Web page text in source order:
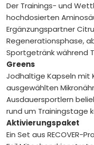
der Belastung
Bücher Bücher von Dr.
Dr. Feil Produkte Für
Ernährung
Pakete/Testpakete
SonstigesArtikel mit
SALE Produkte mit
Der Trainings- und
hochdosierten
Ergänzungspartner
Regenerationsphase,
Sportgetränk während
Greens
Jodhaltige Kapseln mit
ausgewählten
Ausdauersportlern
rund um Trainingstage
Aktivierungspaket
Ein Set aus RECOVER-